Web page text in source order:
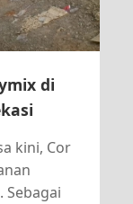
di
kini, Cor
Sebagai